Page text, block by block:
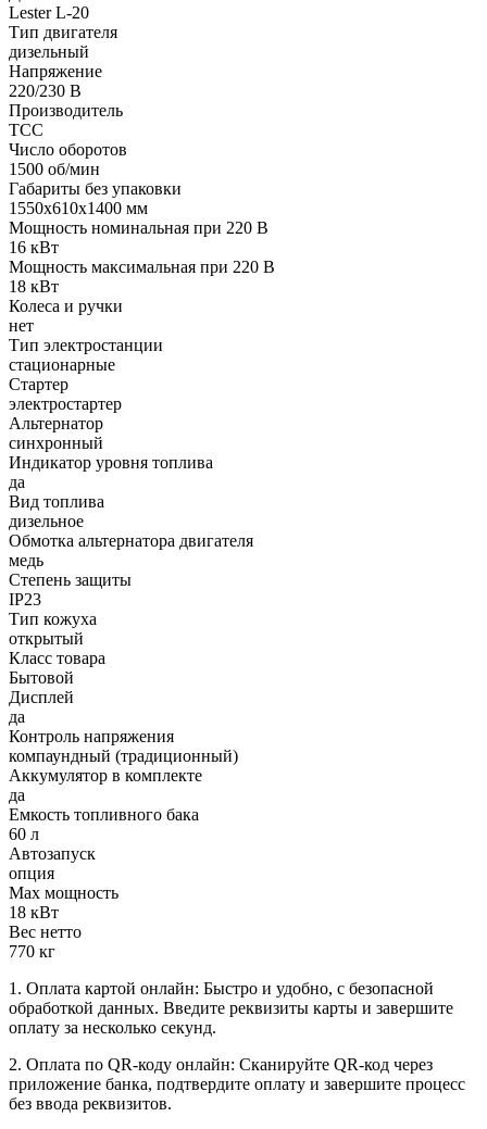
Lester L-20
Тип двигателя
дизельный
Напряжение
220/230 В
Производитель
ТСС
Число оборотов
1500 об/мин
Габариты без упаковки
1550х610х1400 мм
Мощность номинальная при 220 В
16 кВт
Мощность максимальная при 220 В
18 кВт
Колеса и ручки
нет
Тип электростанции
стационарные
Стартер
электростартер
Альтернатор
синхронный
Индикатор уровня топлива
да
Вид топлива
дизельное
Обмотка альтернатора двигателя
медь
Степень защиты
IP23
Тип кожуха
открытый
Класс товара
Бытовой
Дисплей
да
Контроль напряжения
компаундный (традиционный)
Аккумулятор в комплекте
да
Емкость топливного бака
60 л
Автозапуск
опция
Max мощность
18 кВт
Вес нетто
770 кг
1. Оплата картой онлайн: Быстро и удобно, с безопасной
обработкой данных. Введите реквизиты карты и завершите
оплату за несколько секунд.
2. Оплата по QR-коду онлайн: Сканируйте QR-код через
приложение банка, подтвердите оплату и завершите процесс
без ввода реквизитов.